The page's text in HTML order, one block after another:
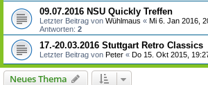
09.07.2016 NSU Quickly Treffen
Letzter Beitrag von Wühlmaus « Mi 6. Jan 2016,
Antworten: 2
17.-20.03.2016 Stuttgart Retro Classics
Letzter Beitrag von Peter « Do 15. Okt 2015,
Neues Thema